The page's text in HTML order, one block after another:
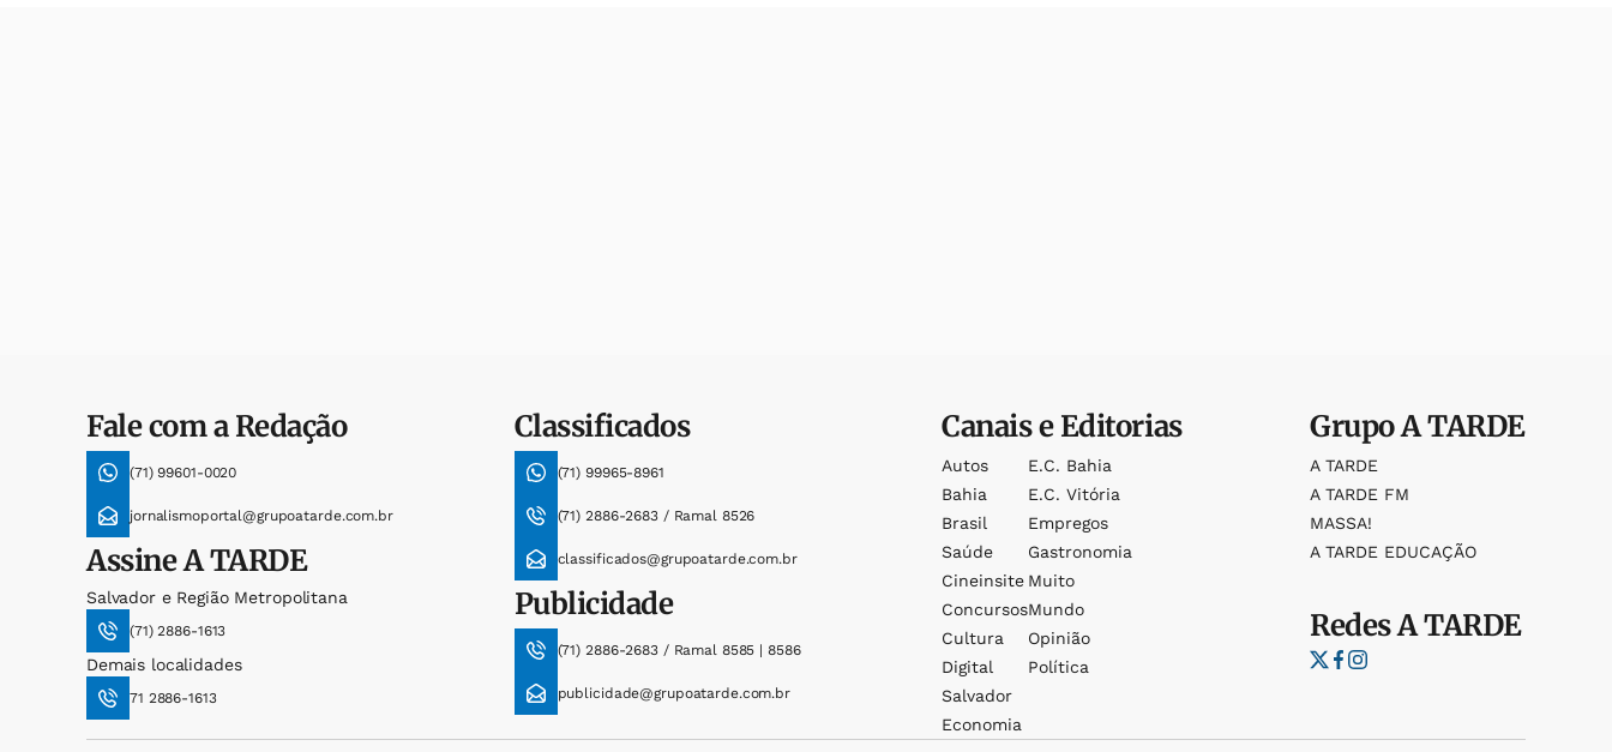
Fale com a Redação
(71) 99601-0020
jornalismoportal@grupoatarde.com.br
AssineA TARDE
Salvador e Região Metropolitana
(71) 2886-1613
Demais localidades
71 2886-1613
Classificados
(71) 99965-8961
(71) 2886-2683 / Ramal 8526
classificados@grupoatarde.com.br
Publicidade
(71) 2886-2683 / Ramal 8585 | 8586
publicidade@grupoatarde.com.br
Canais e Editorias
Autos
Bahia
Brasil
Saúde
Cineinsite
Concursos
Cultura
Digital
Salvador
Economia
E.c. Bahia
E.c. Vitória
Empregos
Gastronomia
Muito
Mundo
Opinião
Política
GrupoA TARDE
A TARDE
A TARDE FM
MASSA!
A TARDE EDUCAÇÃO
RedesA TARDE